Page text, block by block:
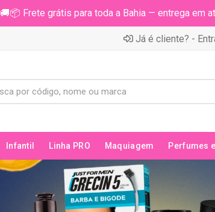
🚚📦 Frete grátis para toda a Bahia — entrega em
Já é cliente? -
Infantil Linha PRO Maquiagem Perfumes